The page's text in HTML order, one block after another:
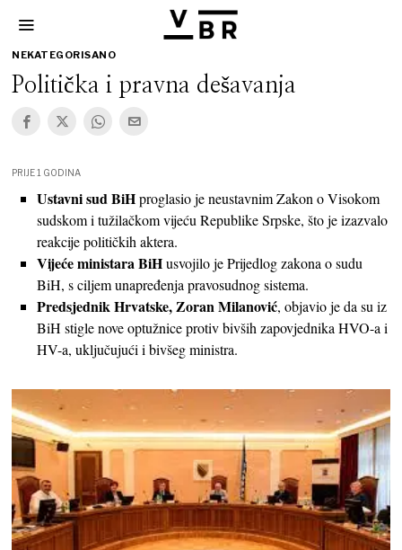
NEKATEGORISANO
Politička i pravna dešavanja
PRIJE 1 GODINA
Ustavni sud BiHproglasio je neustavnim Zakon o Visokom
sudskom i tužilačkom vijeću Republike Srpske, što je izazvalo
reakcije političkih aktera.
Vijeće ministara BiHusvojilo je Prijedlog zakona o sudu
BiH, s ciljem unapređenja pravosudnog sistema.
Predsjednik Hrvatske, Zoran Milanović, objavio je da su iz
BiH stigle nove optužnice protiv bivših zapovjednika HVO-a i
HV-a, uključujući i bivšeg ministra.